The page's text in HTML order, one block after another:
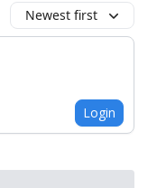
Newest first
Login